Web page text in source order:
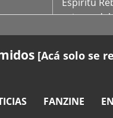
oriente
[Acá solo se
FANZINE